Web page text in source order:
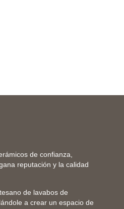
de confianza,
reputación y la calidad
de lavabos de
a crear un espacio de